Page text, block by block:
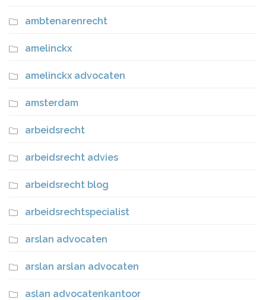
ambtenarenrecht
amelinckx
amelinckx advocaten
amsterdam
arbeidsrecht
arbeidsrecht advies
arbeidsrecht blog
arbeidsrechtspecialist
arslan advocaten
arslan arslan advocaten
aslan advocatenkantoor